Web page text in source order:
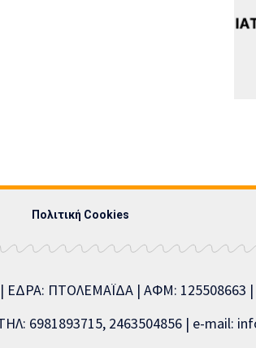
Πολιτική Cookies
| ΕΔΡΑ: ΠΤΟΛΕΜΑΪΔΑ | ΑΦΜ:
6981893715, 2463504856 | e-mail: